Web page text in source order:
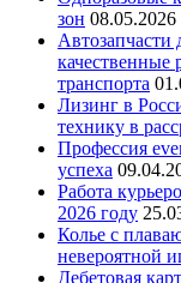
зон 08.05.2026
Автозапчасти
качественные
транспорта
Лизинг в
технику в
Профессия
успеха
Работа
2026 году
Колье с
невероятной
Дебетовая